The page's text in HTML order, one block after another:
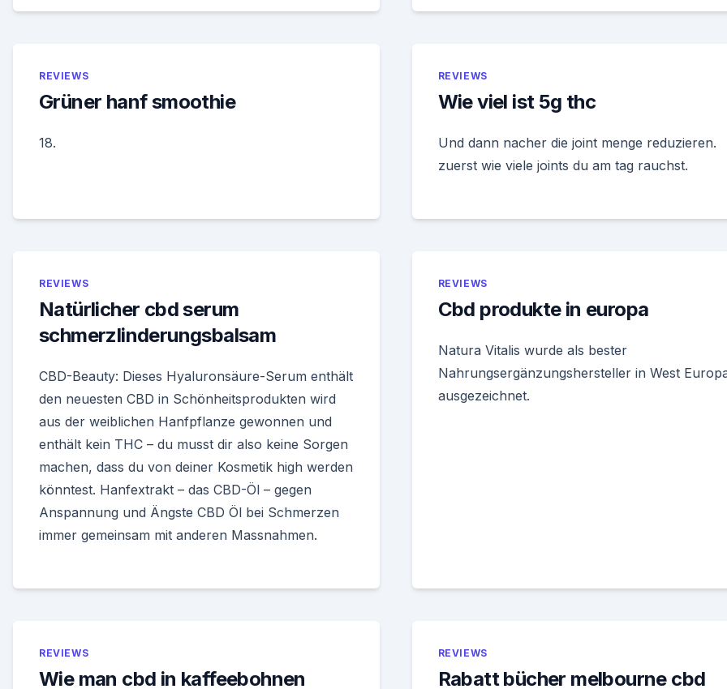
REVIEWS
Grüner hanf smoothie
18.
REVIEWS
Wie viel ist 5g thc
Und dann nacher die joint menge reduzieren.
zuerst wie viele joints du am tag rauchst.
REVIEWS
Natürlicher cbd serum
schmerzlinderungsbalsam
CBD-Beauty: Dieses Hyaluronsäure-Serum enthält
den neuesten CBD in Schönheitsprodukten wird
aus der weiblichen Hanfpflanze gewonnen und
enthält kein THC – du musst dir also keine Sorgen
machen, dass du von deiner Kosmetik high werden
könntest. Hanfextrakt – das CBD-Öl – gegen
Anspannung und Ängste CBD Öl bei Schmerzen
immer gemeinsam mit anderen Massnahmen.
REVIEWS
Cbd produkte in europa
Natura Vitalis wurde als bester
Nahrungsergänzungshersteller in West
ausgezeichnet.
REVIEWS
Wie man cbd in kaffeebohnen
REVIEWS
Rabatt bücher melbourne cbd